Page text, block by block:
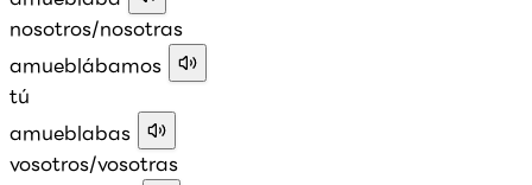
nosotros/nosotras
amueblábamos
tú
amueblabas
vosotros/vosotras